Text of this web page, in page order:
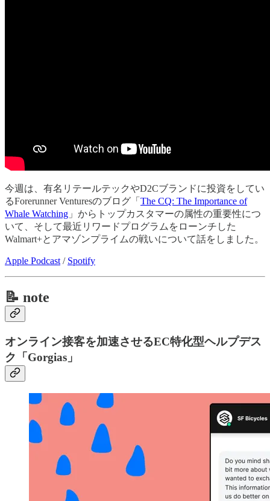
今週は、有名リテールテックやD2Cブランドに投資をしてい
るForerunner Venturesのブログ「 The CQ: The Importance of
Whale Watching 」からトップカスタマーの属性の重要性につ
いて、そして最近リワードプログラムをローンチした
Walmart+とアマゾンプライムの戦いについて話をしました。
Apple Podcast / Spotify
📝 note
オンライン接客を加速させるEC特化型ヘルプデス
ク「Gorgias」